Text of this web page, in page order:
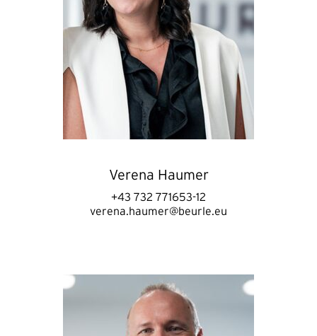
Verena Haumer
+43 732 771653-12
verena.haumer@beurle.eu